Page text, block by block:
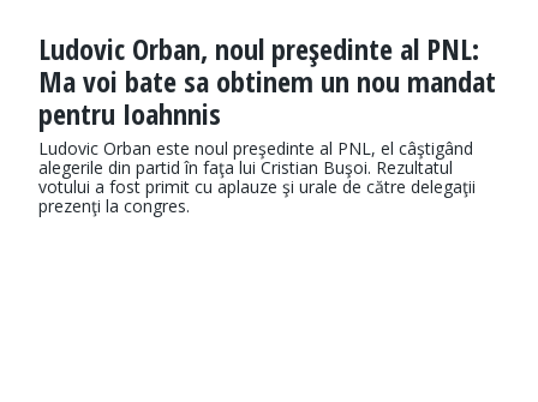
Ludovic Orban, noul preşedinte al PNL:
Ma voi bate sa obtinem un nou mandat
pentru Ioahnnis
Ludovic Orban este noul preşedinte al PNL, el câştigând
alegerile din partid în faţa lui Cristian Buşoi. Rezultatul
votului a fost primit cu aplauze şi urale de către delegaţii
prezenţi la congres.